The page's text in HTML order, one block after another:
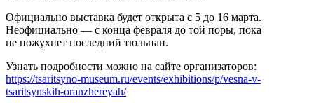
Официально выставка будет открыта с 5 до 16 марта.
Неофициально — с конца февраля до той поры, пока
не пожухнет последний тюльпан.
Узнать подробности можно на сайте организаторов:
https://tsaritsyno-museum.ru/events/exhibitions/p/vesna-v-
tsaritsynskih-oranzhereyah/